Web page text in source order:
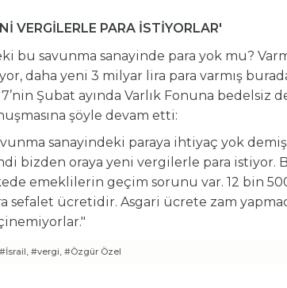
VERGİLERLE PARA İSTİYORLAR'
bu savunma sanayinde para yok mu?
daha yeni 3 milyar lira para varmış
Şubat ayında Varlık Fonuna bedelsiz
şöyle devam etti:
sanayindeki paraya ihtiyaç yok
bizden oraya yeni vergilerle para istiyor.
emeklilerin geçim sorunu var. 12 bin
sefalet ücretidir. Asgari ücrete zam
#İsrail, #vergi, #Özgür Özel